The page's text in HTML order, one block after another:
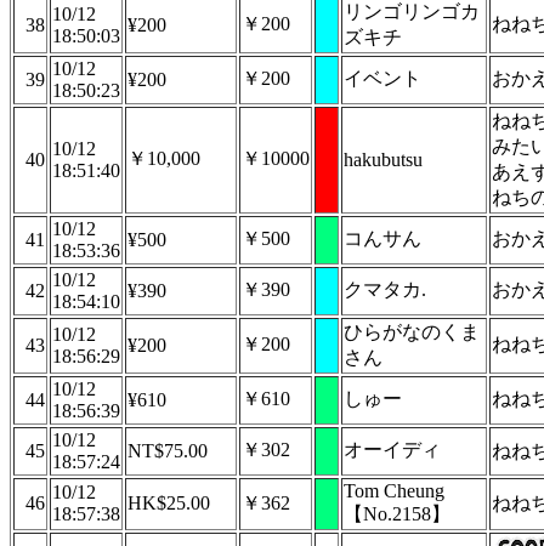
38
10/12
18:50:03
¥200 ￥200
リンゴリンゴカ
ズキチ
ねね
39
10/12
18:50:23
¥200 ￥200 イベント おか
40
10/12
18:51:40
￥10,000 ￥10000 hakubutsu
ねね
みた
あえ
ねち
41
10/12
18:53:36
¥500 ￥500 コんサん おか
42
10/12
18:54:10
¥390 ￥390 クマタカ. おか
43
10/12
18:56:29
¥200 ￥200
ひらがなのくま
さん
ねね
44
10/12
18:56:39
¥610 ￥610 しゅー ねね
45
10/12
18:57:24
NT$75.00 ￥302 オーイディ ねね
46
10/12
18:57:38
HK$25.00 ￥362
Tom Cheung
【No.2158】
ねね